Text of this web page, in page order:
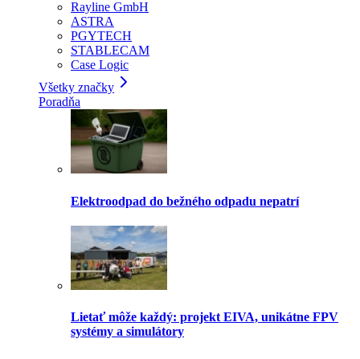
Rayline GmbH
ASTRA
PGYTECH
STABLECAM
Case Logic
Všetky značky
Poradňa
Elektroodpad do bežného odpadu nepatrí
Lietať môže každý: projekt EIVA, unikátne FPV
systémy a simulátory